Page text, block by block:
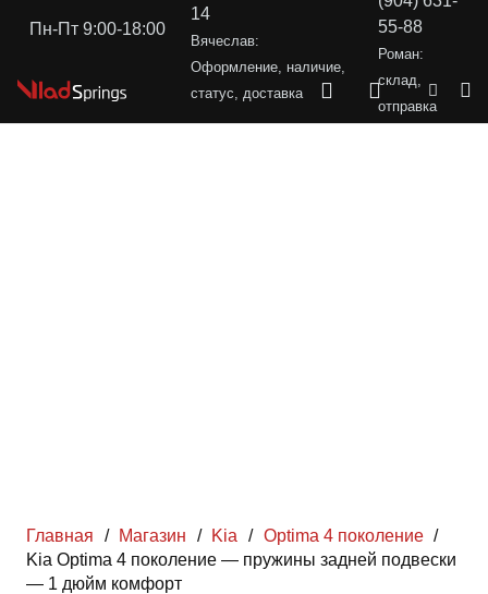
Пн-Пт 9:00-18:00
14
Вячеслав:
Оформление, наличие,
статус, доставка
55-88
Роман:
склад,
отправка
Главная / Магазин / Kia / Optima 4 поколение /
Kia Optima 4 поколение — пружины задней подвески
— 1 дюйм комфорт